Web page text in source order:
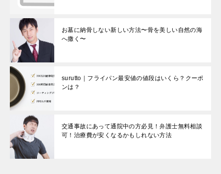
お墓に納骨しない新しい方法〜骨を美しい自然の海
へ撒く〜
surutto｜フライパン最安値の値段はいくら？クーポ
ンは？
交通事故にあって通院中の方必見！弁護士無料相談
可！治療費が安くなるかもしれない方法